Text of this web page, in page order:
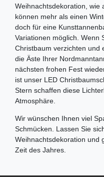
Weihnachtsdekoration, wie
können mehr als einen
doch für eine
Variationen möglich. Wenn
Christbaum verzichten und
die Äste Ihrer
nächsten frohen Fest
ist unser LED
Stern schaffen diese
Atmosphäre.
Wir wünschen Ihnen viel
Schmücken. Lassen Sie
Weihnachtsdekoration und
Zeit des Jahres.